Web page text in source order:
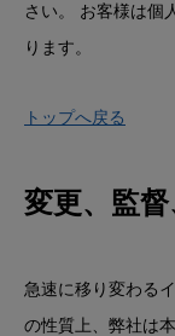
さい。 お客様は個
ります。
トップへ戻る
変更、監督
急速に移り変わる
の性質上、弊社は